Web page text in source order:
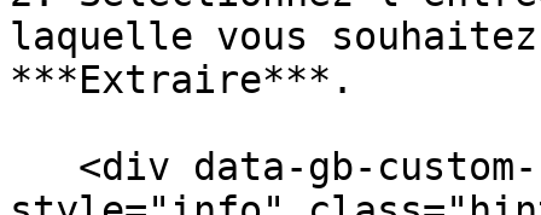
laquelle vous
***Extraire***.